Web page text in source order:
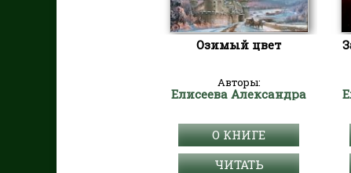
Озимый цвет
Авторы:
Елисеева Александра
О КНИГЕ
ЧИТАТЬ